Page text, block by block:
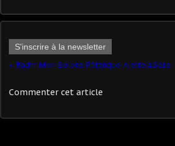
S'inscrire à la newsletter
Badminton-Belote-Pétanque-Alerte à Sète
Commenter cet article